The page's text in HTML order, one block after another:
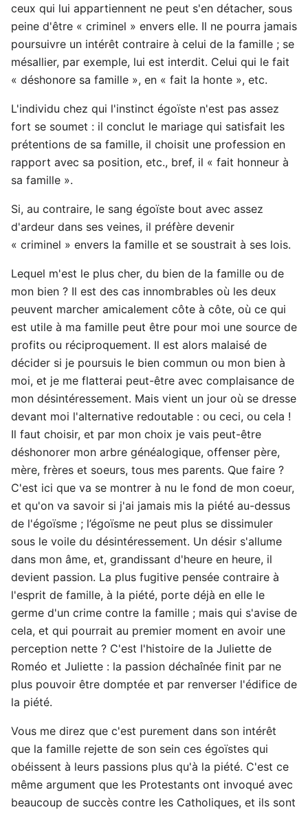
ceux qui lui appartiennent ne peut s'en détacher, sous
peine d'être « criminel » envers elle. Il ne pourra jamais
poursuivre un intérêt contraire à celui de la famille ; se
mésallier, par exemple, lui est interdit. Celui qui le fait
« déshonore sa famille », en « fait la honte », etc.
L'individu chez qui l'instinct égoïste n'est pas assez
fort se soumet : il conclut le mariage qui satisfait les
prétentions de sa famille, il choisit une profession en
rapport avec sa position, etc., bref, il « fait honneur à
sa famille ».
Si, au contraire, le sang égoïste bout avec assez
d'ardeur dans ses veines, il préfère devenir
« criminel » envers la famille et se soustrait à ses lois.
Lequel m'est le plus cher, du bien de la famille ou de
mon bien ? Il est des cas innombrables où les deux
peuvent marcher amicalement côte à côte, où ce qui
est utile à ma famille peut être pour moi une source de
profits ou réciproquement. Il est alors malaisé de
décider si je poursuis le bien commun ou mon bien à
moi, et je me flatterai peut-être avec complaisance de
mon désintéressement. Mais vient un jour où se dresse
devant moi l'alternative redoutable : ou ceci, ou cela !
Il faut choisir, et par mon choix je vais peut-être
déshonorer mon arbre généalogique, offenser père,
mère, frères et soeurs, tous mes parents. Que faire ?
C'est ici que va se montrer à nu le fond de mon coeur,
et qu'on va savoir si j'ai jamais mis la piété au-dessus
de l'égoïsme ; l’égoïsme ne peut plus se dissimuler
sous le voile du désintéressement. Un désir s'allume
dans mon âme, et, grandissant d'heure en heure, il
devient passion. La plus fugitive pensée contraire à
l'esprit de famille, à la piété, porte déjà en elle le
germe d'un crime contre la famille ; mais qui s'avise de
cela, et qui pourrait au premier moment en avoir une
perception nette ? C'est l'histoire de la Juliette de
Roméo et Juliette : la passion déchaînée finit par ne
plus pouvoir être domptée et par renverser l'édifice de
la piété.
Vous me direz que c'est purement dans son intérêt
que la famille rejette de son sein ces égoïstes qui
obéissent à leurs passions plus qu'à la piété. C'est ce
même argument que les Protestants ont invoqué avec
beaucoup de succès contre les Catholiques, et ils sont